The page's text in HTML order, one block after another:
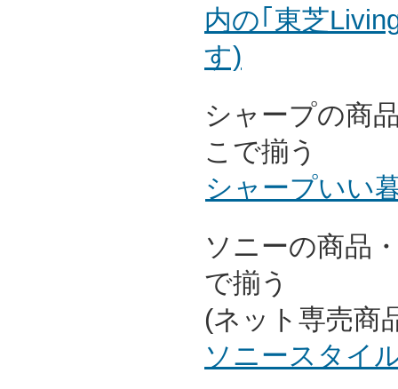
内の｢東芝
す)
シャープの商
こで揃う
シャープいい
ソニーの商品
で揃う
(ネット専売商
ソニースタイ